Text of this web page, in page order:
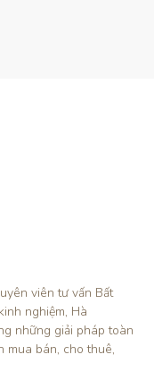
viên tư vấn Bất
nghiệm, Hà
những giải pháp toàn
mua bán, cho thuê,